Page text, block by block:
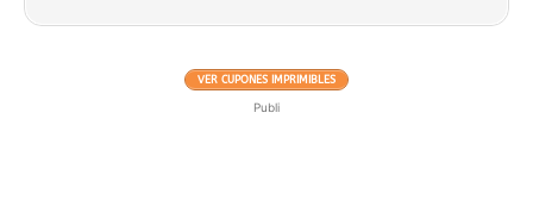
VER CUPONES IMPRIMIBLES
Publi